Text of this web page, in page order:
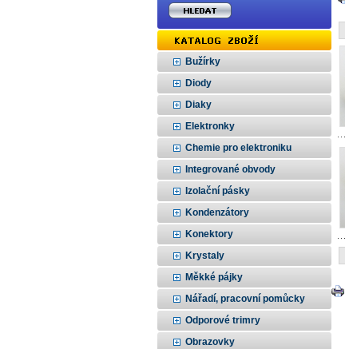
Bužírky
Diody
Diaky
Elektronky
Chemie pro elektroniku
Integrované obvody
Izolační pásky
Kondenzátory
Konektory
Krystaly
Měkké pájky
Nářadí, pracovní pomůcky
Odporové trimry
Obrazovky